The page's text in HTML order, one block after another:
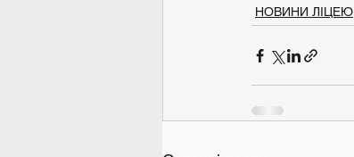
НОВИНИ ЛІЦЕЮ